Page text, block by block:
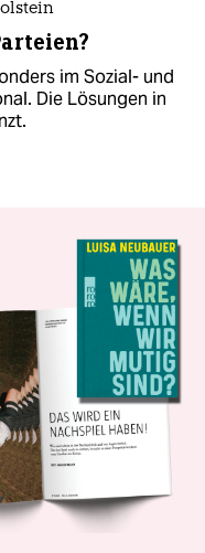
im Sozial- und
Die Lösungen in